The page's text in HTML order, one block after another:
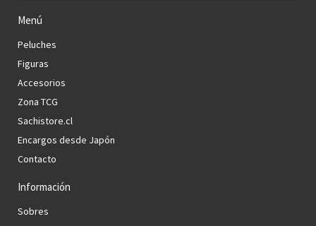
Menú
Peluches
Figuras
Accesorios
Zona TCG
Sachistore.cl
Encargos desde Japón
Contacto
Información
Sobres